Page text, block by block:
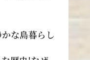
な島暮らし